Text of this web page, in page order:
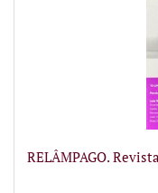
RELÂMPAGO.